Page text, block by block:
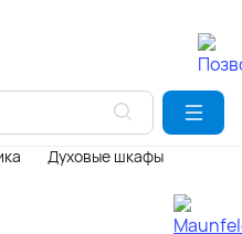
Духовые шкафы